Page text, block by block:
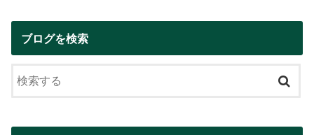
ブログを検索